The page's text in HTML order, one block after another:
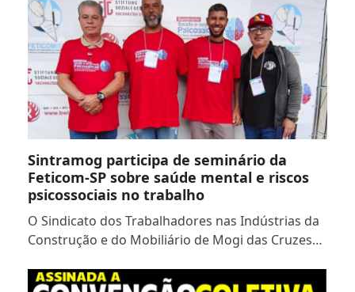
Sintramog participa de seminário da
Feticom-SP sobre saúde mental e riscos
psicossociais no trabalho
O Sindicato dos Trabalhadores nas Indústrias da
Construção e do Mobiliário de Mogi das Cruzes…